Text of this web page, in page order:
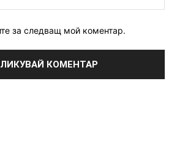
за следващ мой коментар.